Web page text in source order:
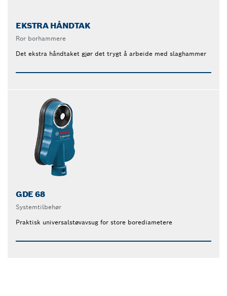
EKSTRA HÅNDTAK
Ror borhammere
Det ekstra håndtaket gjør det trygt å arbeide med slaghammer
GDE 68
Systemtilbehør
Praktisk universalstøvavsug for store borediametere